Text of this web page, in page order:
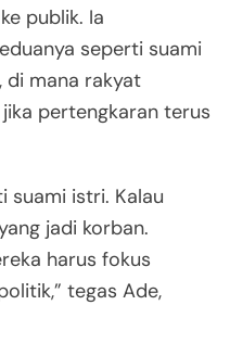
publik. Ia
seperti suami
di mana rakyat
pertengkaran terus
suami istri. Kalau
jadi korban.
harus fokus
tegas Ade,